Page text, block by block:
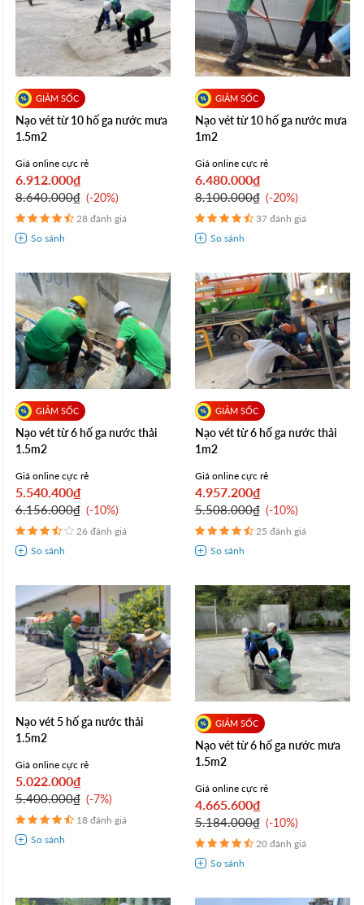
Nạo vét từ 10 hố ga nước mưa
1.5m2
Giá online cực rẻ
6.912.000₫
8.640.000₫ -20%
28 đánh giá
Nạo vét từ 10 hố ga nước mưa
1m2
Giá online cực rẻ
6.480.000₫
8.100.000₫ -20%
37 đánh giá
Nạo vét từ 6 hố ga nước thải
1.5m2
Giá online cực rẻ
5.540.400₫
6.156.000₫ -10%
26 đánh giá
Nạo vét từ 6 hố ga nước thải
1m2
Giá online cực rẻ
4.957.200₫
5.508.000₫ -10%
25 đánh giá
Nạo vét 5 hố ga nước thải
1.5m2
Giá online cực rẻ
5.022.000₫
5.400.000₫ -7%
18 đánh giá
Nạo vét từ 6 hố ga nước mưa
1.5m2
Giá online cực rẻ
4.665.600₫
5.184.000₫ -10%
20 đánh giá